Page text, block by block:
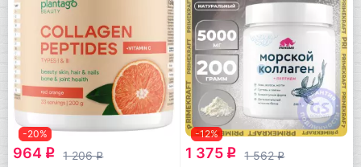
-20%
964 q 1 206q
-12%
1 375 q 1 562q